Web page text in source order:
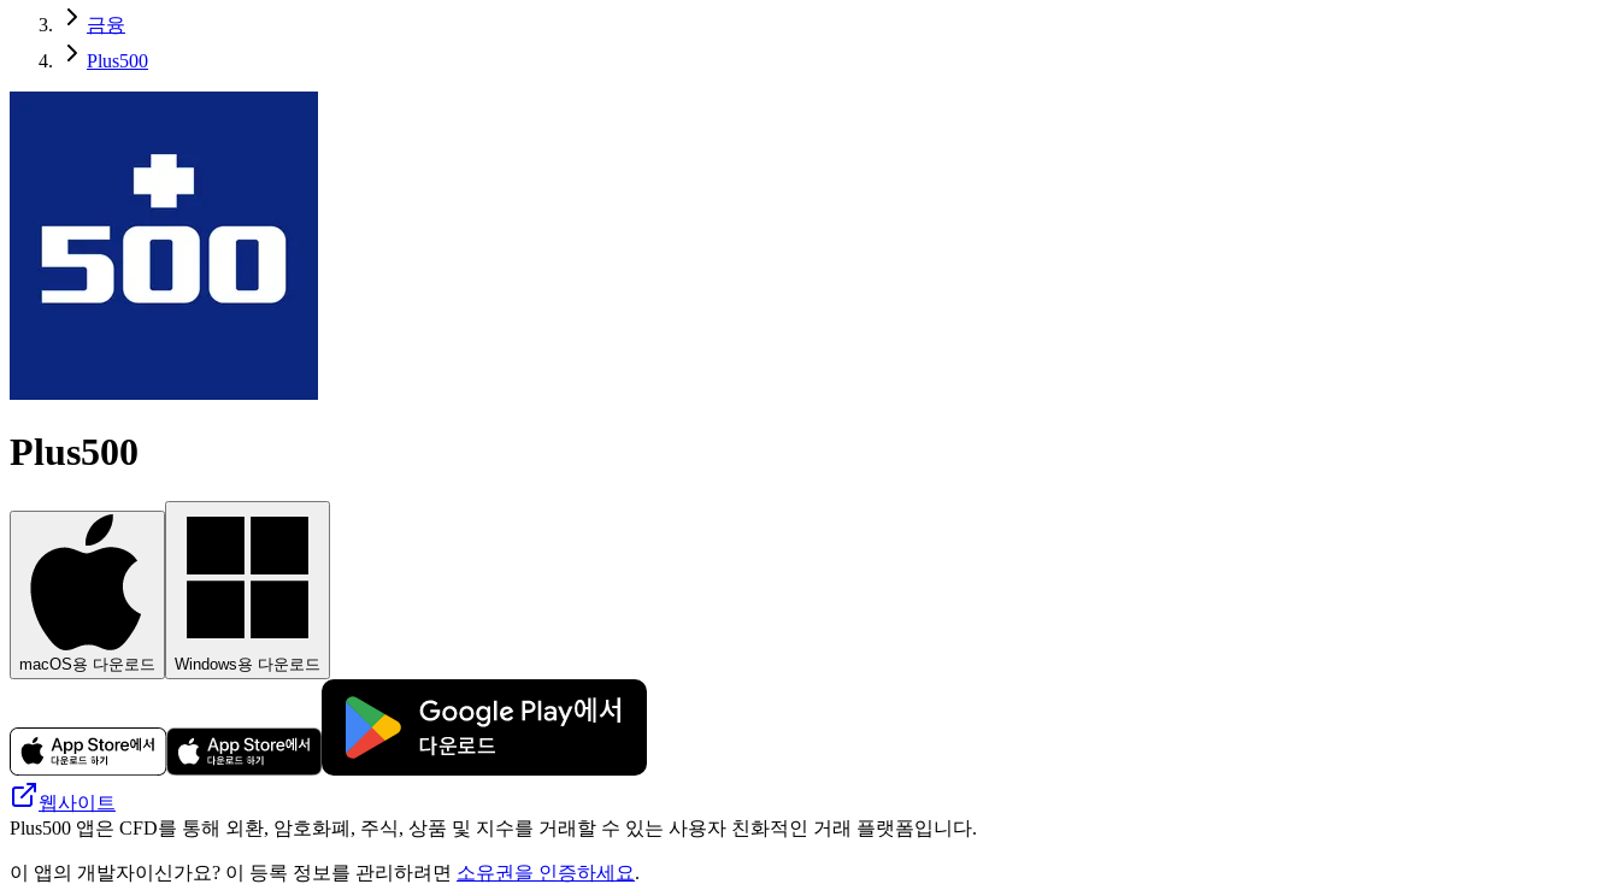
금융
Plus500
Plus500
macOS용 다운로드 Windows용 다운로드
웹사이트
Plus500 앱은 CFD를 통해 외환, 암호화폐, 주식, 상품 및 지수를 거래할 수 있는 사용자 친화적인 거래 플랫폼입니다.
이 앱의 개발자이신가요? 이 등록 정보를 관리하려면 소유권을 인증하세요.